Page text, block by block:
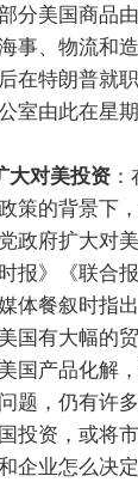
分美国商品
事、物流和
在特朗普就
室由此在星
大对美投资
策的背景下
政府扩大对
报》《联合
体餐叙时指
国有大幅的
国产品化解
题，仍有许
投资，或将
企业怎么决